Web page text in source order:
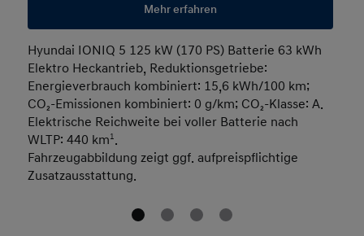
Mehr erfahren
Hyundai IONIQ 5 125 kW (170 PS) Batterie 63 kWh
Elektro Heckantrieb, Reduktionsgetriebe:
Energieverbrauch kombiniert: 15,6 kWh/100 km;
CO₂-Emissionen kombiniert: 0 g/km; CO₂-Klasse: A.
Elektrische Reichweite bei voller Batterie nach
WLTP: 440 km1.
Fahrzeugabbildung zeigt ggf. aufpreispflichtige
Zusatzausstattung.